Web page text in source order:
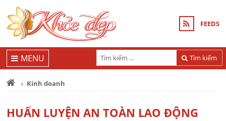
FEEDS
Tìm kiếm
MENU
Kinh doanh
HUẤN LUYỆN AN TOÀN LAO ĐỘNG